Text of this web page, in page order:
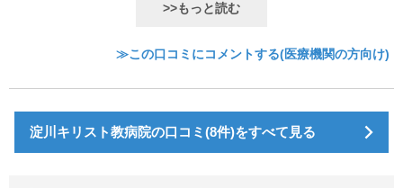
>>もっと読む
≫この口コミにコメントする(医療機関の方向け)
淀川キリスト教病院の口コミ(8件)をすべて見る